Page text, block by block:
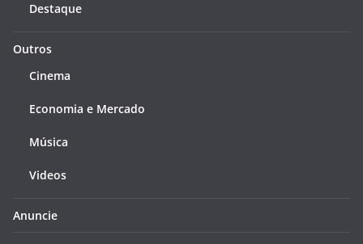
Destaque
Outros
Cinema
Economia e Mercado
Música
Videos
Anuncie